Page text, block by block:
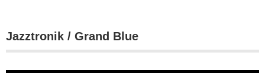
Jazztronik / Grand Blue